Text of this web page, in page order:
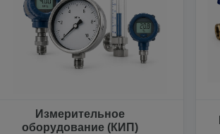
Измерительное
оборудование (КИП)